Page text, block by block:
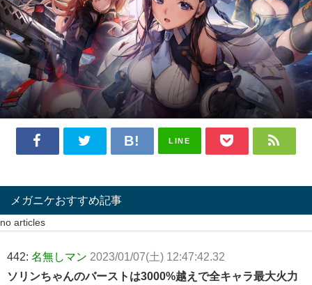
LINE
メガニケおすすめ記事
no articles
442: 名無しマン 2023/01/07(土) 12:47:42.32
ソリンちゃんのバーストは3000%越えで全キャラ最大火力